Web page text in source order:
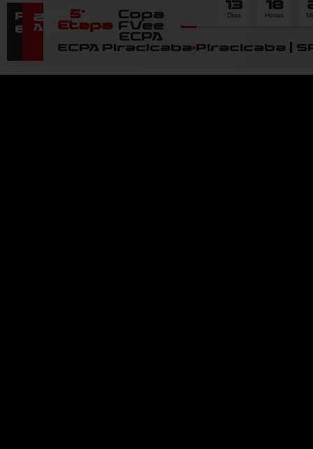
Próximo
Evento
22
Agosto
5ª
Etapa
Copa
FVee
ECPA
ECPA Piracicaba Piracicaba |
13
Dias
18
Horas